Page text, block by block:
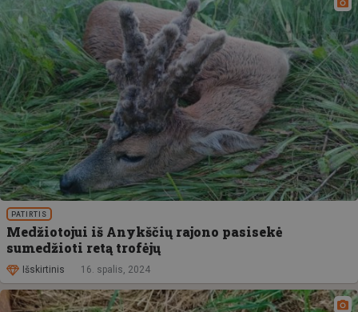
PATIRTIS
Medžiotojui iš Anykščių rajono pasisekė
sumedžioti retą trofėjų
Išskirtinis 16. spalis, 2024